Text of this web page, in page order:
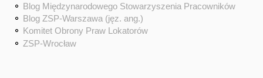
Blog Międzynarodowego Stowarzyszenia Pracowników
Blog ZSP-Warszawa (jęz. ang.)
Komitet Obrony Praw Lokatorów
ZSP-Wrocław